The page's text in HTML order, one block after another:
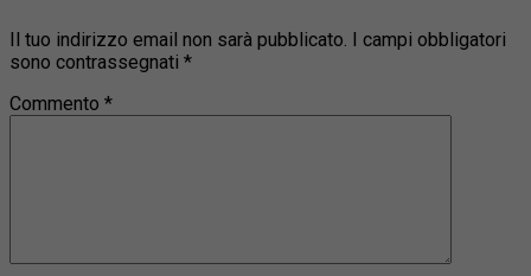
Il tuo indirizzo email non sarà pubblicato. I campi obbligatori
sono contrassegnati *
Commento *